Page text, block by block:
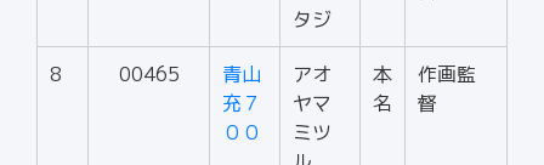
タジ
8 00465
青山
充７
００
アオ
ヤマ
ミツ
本
名
作画監
督